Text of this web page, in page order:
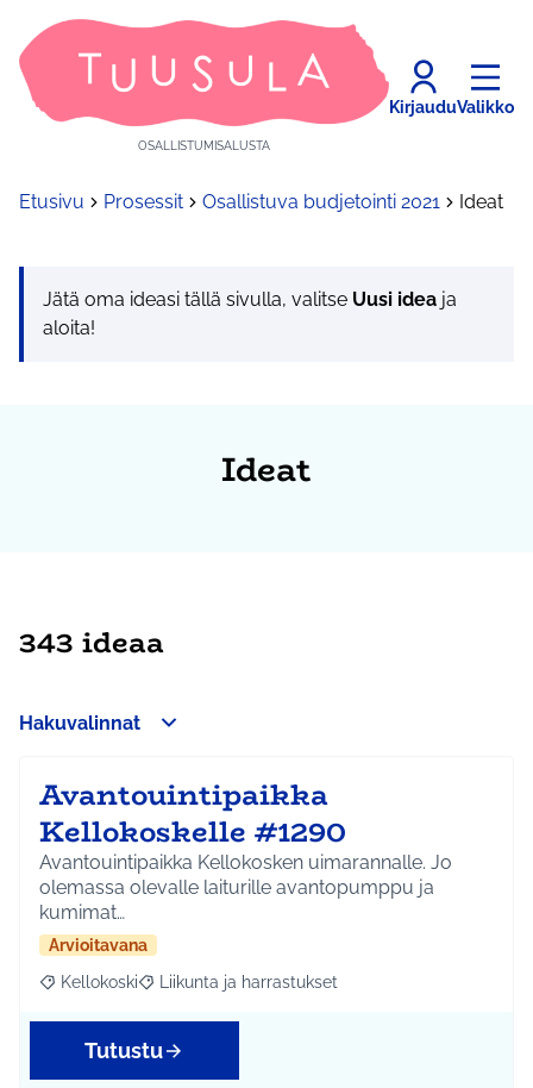
OSALLISTUMISALUSTA
KirjauduValikko
Etusivu Prosessit Osallistuva budjetointi 2021 Ideat
Jätä oma ideasi tällä sivulla, valitse Uusi idea ja
aloita!
Ideat
343 ideaa
Hakuvalinnat
Avantouintipaikka
Kellokoskelle #1290
Avantouintipaikka Kellokosken uimarannalle. Jo
olemassa olevalle laiturille avantopumppu ja
kumimat…
Arvioitavana
Rajaa tulokset aihepiirin mukaan: Kellokoski
Kellokoski Rajaa tulokset teeman mukaan: Liikunta ja
Liikunta ja harrastukset
Tutustu